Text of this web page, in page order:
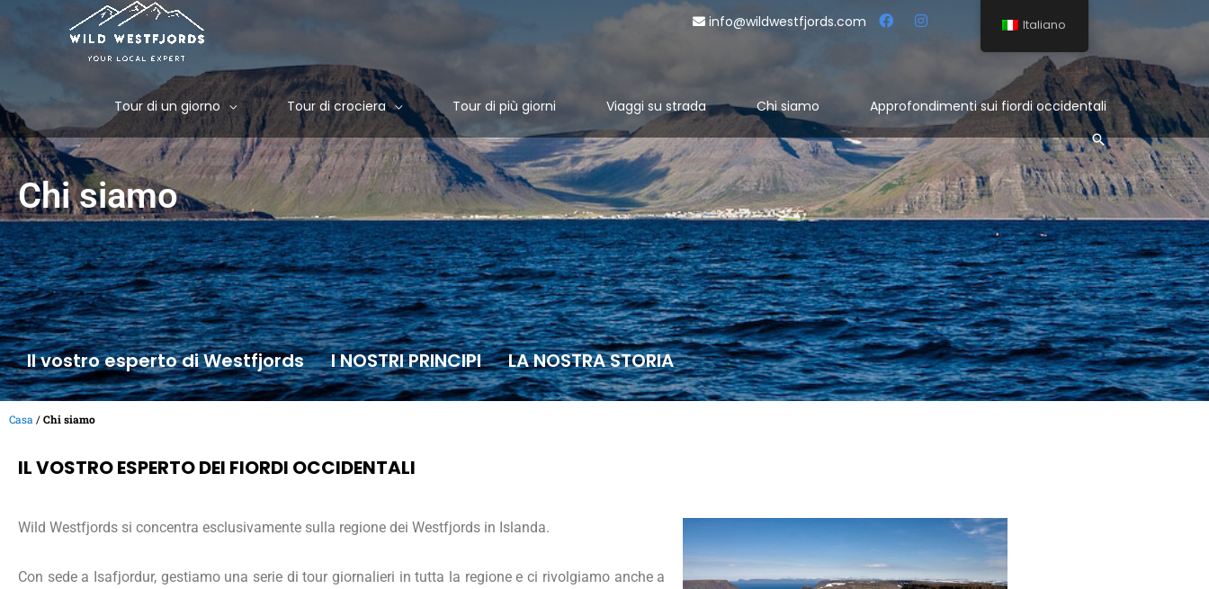
info@wildwestfjords.com
Tour di un giorno Tour di crociera Tour di più giorni Viaggi su strada Chi siamo Approfondimenti sui fiordi occidentali
Cerca
Chi siamo
Il vostro esperto di Westfjords I NOSTRI PRINCIPI LA NOSTRA STORIA
Casa / Chi siamo
IL VOSTRO ESPERTO DEI FIORDI OCCIDENTALI
Wild Westfjords si concentra esclusivamente sulla regione dei Westfjords in Islanda.
Con sede a Isafjordur, gestiamo una serie di tour giornalieri in tutta la regione e ci rivolgiamo anche a
Italiano